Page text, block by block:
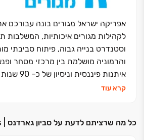
אפריקה ישראל מגורים בונה עבורכם
לקהילות מגורים איכותיות, המשלבות
וסטנדרט בנייה גבוה, פיתוח סביבתי
והרמוניה מושלמת בין מרכזי מסחר
איתנות
אנחנו נבנה את העתיד שלכם וניתן
כי אפריקה ישראל מגורים זה בית
קרא עוד
כל מה שרציתם לדעת על סביון גארדנס | Savyon Gardens